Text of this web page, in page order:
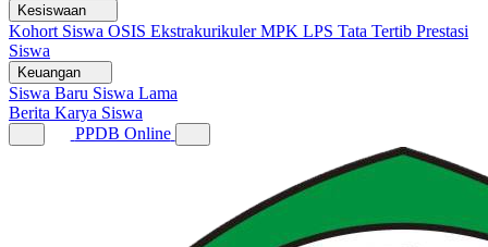
Kesiswaan
Kohort Siswa OSIS Ekstrakurikuler MPK LPS Tata Tertib Prestasi
Siswa
Keuangan
Siswa Baru Siswa Lama
Berita Karya Siswa
PPDB Online